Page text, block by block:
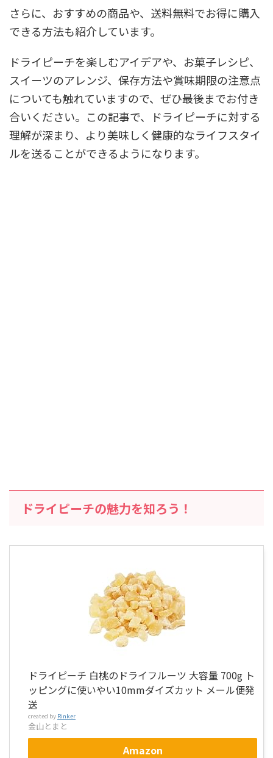
さらに、おすすめの商品や、送料無料でお得に購入
できる方法も紹介しています。
ドライピーチを楽しむアイデアや、お菓子レシピ、
スイーツのアレンジ、保存方法や賞味期限の注意点
についても触れていますので、ぜひ最後までお付き
合いください。この記事で、ドライピーチに対する
理解が深まり、より美味しく健康的なライフスタイ
ルを送ることができるようになります。
ドライピーチの魅力を知ろう！
ドライピーチ 白桃のドライフルーツ 大容量 700g ト
ッピングに使いやい10mmダイズカット メール便発
送
created by Rinker
金山とまと
Amazon